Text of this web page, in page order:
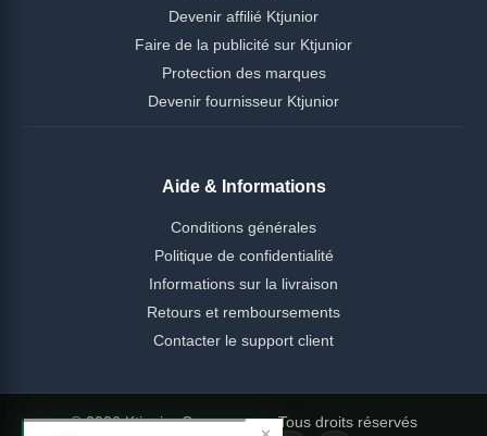
Devenir affilié Ktjunior
Faire de la publicité sur Ktjunior
Protection des marques
Devenir fournisseur Ktjunior
Aide & Informations
Conditions générales
Politique de confidentialité
Informations sur la livraison
Retours et remboursements
Contacter le support client
© 2026 Ktjunior Cameroun — Tous droits réservés